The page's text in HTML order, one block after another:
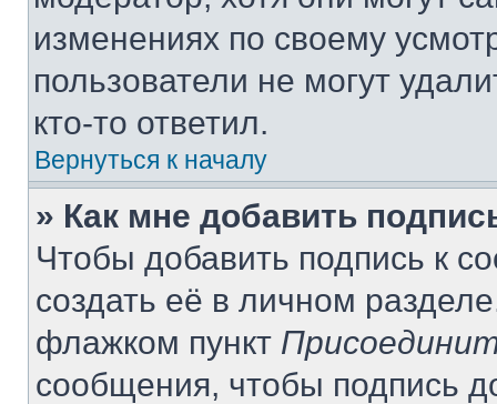
изменениях по своему
пользователи не могут
кто-то ответил.
Вернуться к началу
» Как мне добавить
Чтобы добавить подпись к
создать её в личном
флажком пункт
сообщения, чтобы подпись